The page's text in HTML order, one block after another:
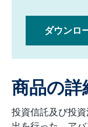
ダウンロ
商品の詳
投資信託及び投